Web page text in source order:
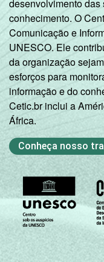
brasileiros -
desenvolvimento
conhecimento. O
Comunicação e
UNESCO. Ele
da organização
esforços para
informação e do
Cetic.br inclui a
África.
Conheça nosso